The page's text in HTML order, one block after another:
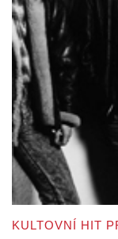
KULTOVNÍ HIT